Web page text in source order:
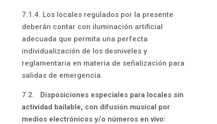
7.1.4. Los locales regulados por la presente
deberán contar con iluminación artificial
adecuada que permita una perfecta
individualización de los desniveles y
reglamentaria en materia de señalización para
salidas de emergencia.
7.2. Disposiciones especiales para locales sin
actividad bailable, con difusión musical por
medios electrónicos y/o números en vivo: